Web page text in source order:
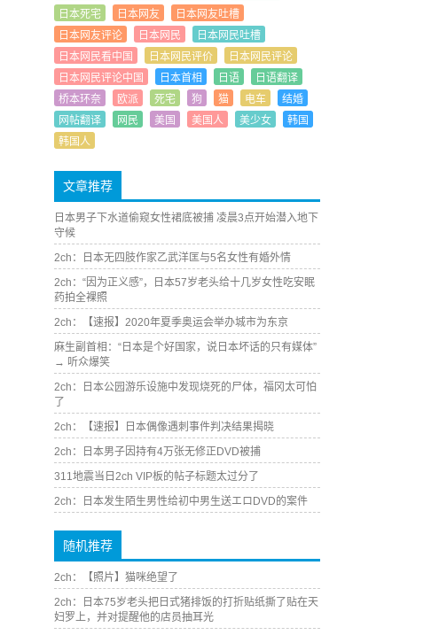
日本死宅
日本网友
日本网友吐槽
日本网友评论
日本网民
日本网民吐槽
日本网民看中国
日本网民评价
日本网民评论
日本网民评论中国
日本首相 日语
日语翻译
桥本环奈
欧派 死宅 狗 猫 电车
结婚
网帖翻译
网民 美国 美国人 美少女
韩国
韩国人
文章推荐
日本男子下水道偷窥女性裙底被捕 凌晨3点开始潜入地下
守候
2ch：日本无四肢作家乙武洋匡与5名女性有婚外情
2ch：“因为正义感”，日本57岁老头给十几岁女性吃安眠
药拍全裸照
2ch：【速报】2020年夏季奥运会举办城市为东京
麻生副首相：“日本是个好国家，说日本坏话的只有媒体”
→ 听众爆笑
2ch：日本公园游乐设施中发现烧死的尸体，福冈太可怕
了
2ch：【速报】日本偶像遇刺事件判决结果揭晓
2ch：日本男子因持有4万张无修正DVD被捕
311地震当日2ch VIP板的帖子标题太过分了
2ch：日本发生陌生男性给初中男生送エロDVD的案件
随机推荐
2ch：【照片】猫咪绝望了
2ch：日本75岁老头把日式猪排饭的打折贴纸撕了贴在天
妇罗上，并对提醒他的店员抽耳光